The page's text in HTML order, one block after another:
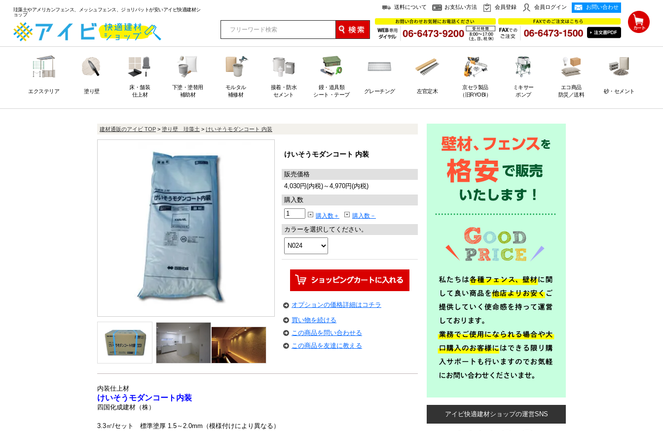
珪藻土やアメリカンフェンス、メッシュフェンス、ジョリパットが安いアイビ快適建材シ
ョップ
送料について お支払い方法 会員登録 会員ログイン お問い合わせ
エクステリア 塗り壁
床・舗装
仕上材
下塗・塗替用
補助材
モルタル
補修材
接着・防水
セメント
鏝・道具類
シート・テープ
グレーチング 左官定木
京セラ製品
（旧RYOBI）
ミキサー
ポンプ
エコ商品
防災／送料
砂・セメント
アイビ快適建材ショップの運営SNS
建材通販のアイビ TOP > 塗り壁 珪藻土 > けいそうモダンコート 内装
けいそうモダンコート 内装
販売価格
4,030円(内税)～4,970円(内税)
購入数
購入数＋ 購入数－
カラーを選択してください。
オプションの価格詳細はコチラ
買い物を続ける
この商品を問い合わせる
この商品を友達に教える
内装仕上材
けいそうモダンコート内装
四国化成建材（株）
3.3㎡/セット 標準塗厚 1.5～2.0mm（模様付けにより異なる）